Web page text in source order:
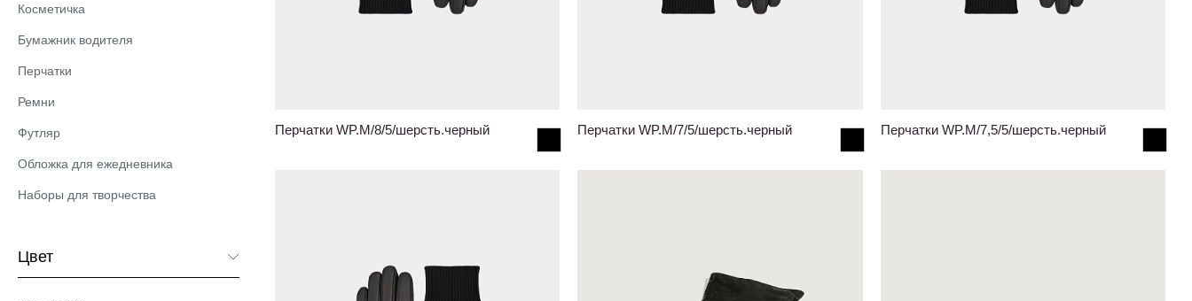
Косметичка
Бумажник водителя
Перчатки
Ремни
Футляр
Обложка для ежедневника
Наборы для творчества
Цвет
Перчатки WP.M/8/5/шерсть.черный Перчатки WP.M/7/5/шерсть.черный Перчатки WP.M/7,5/5/шерсть.черный